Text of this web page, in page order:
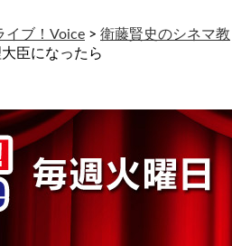
イブ！Voice > 衛藤賢史のシネマ教
臣になったら